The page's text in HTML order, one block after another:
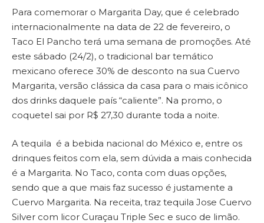
Para comemorar o Margarita Day, que é celebrado
internacionalmente na data de 22 de fevereiro, o
Taco El Pancho terá uma semana de promoções. Até
este sábado (24/2), o tradicional bar temático
mexicano oferece 30% de desconto na sua Cuervo
Margarita, versão clássica da casa para o mais icônico
dos drinks daquele país “caliente”. Na promo, o
coquetel sai por R$ 27,30 durante toda a noite.
A tequila é a bebida nacional do México e, entre os
drinques feitos com ela, sem dúvida a mais conhecida
é a Margarita. No Taco, conta com duas opções,
sendo que a que mais faz sucesso é justamente a
Cuervo Margarita. Na receita, traz tequila Jose Cuervo
Silver com licor Curaçau Triple Sec e suco de limão.